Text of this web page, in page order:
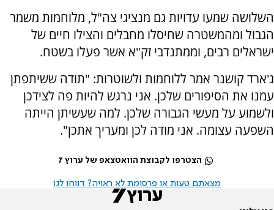
השלושה שמעו עדויות גם מנציגי צה"ל, מלוחמות משמר
הגבול ומהמשטרה שחיסלו מחבלים והצילו חיים של
ישראלים רבים, וממתנדבי זק"א אשר פעלו בשטח.
ג'ארד קושנר אמר ללוחמות ולשוטרות: "תודה ששיתפתן
עמנו את הסיפורים שלכן. אני נרגש להיות פה לצידכן
ולשמוע על מעשי הגבורה שלכן. למה שעשיתן הייתה
השפעה עצומה. אני מודה לכן ומעריך אתכן".
הצטרפו לקבוצת הוואטצאפ של ערוץ 7
מצאתם טעות או פרסומת לא ראויה? דווחו לנו